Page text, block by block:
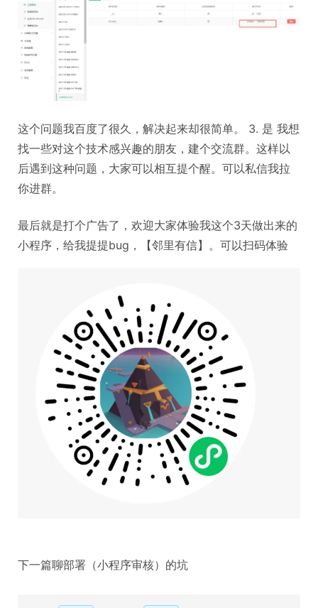
这个问题我百度了很久，解决起来却很简单。 3. 是 我想
找一些对这个技术感兴趣的朋友，建个交流群。这样以
后遇到这种问题，大家可以相互提个醒。可以私信我拉
你进群。
最后就是打个广告了，欢迎大家体验我这个3天做出来的
小程序，给我提提bug，【邻里有信】。可以扫码体验
下一篇聊部署（小程序审核）的坑